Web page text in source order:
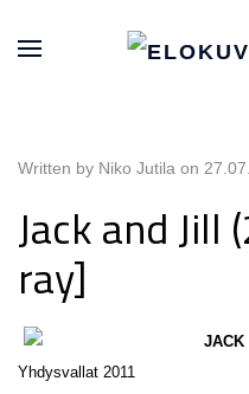
Written by Niko Jutila on
Jack and Jill
ray]
JACK
Yhdysvallat 2011